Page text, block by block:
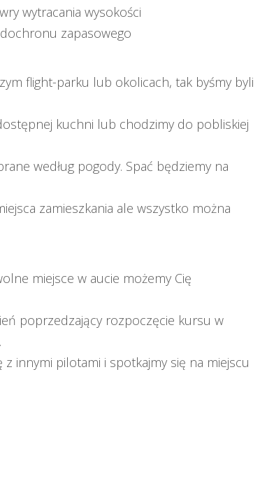
wytracania wysokości
zapasowego
flight-parku lub okolicach, tak byśmy byli
kuchni lub chodzimy do pobliskiej
według pogody. Spać będziemy na
zamieszkania ale wszystko można
miejsce w aucie możemy Cię
poprzedzający rozpoczęcie kursu w
innymi pilotami i spotkajmy się na miejscu